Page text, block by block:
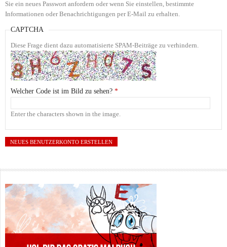
Sie ein neues Passwort anfordern oder wenn Sie einstellen, bestimmte
Informationen oder Benachrichtigungen per E-Mail zu erhalten.
CAPTCHA
Diese Frage dient dazu automatisierte SPAM-Beiträge zu verhindern.
Welcher Code ist im Bild zu sehen? *
Enter the characters shown in the image.